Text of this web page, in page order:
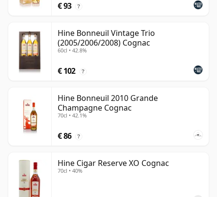
€ 93 ?
Hine Bonneuil Vintage Trio
(2005/2006/2008) Cognac
60cl • 42.8%
€ 102 ?
Hine Bonneuil 2010 Grande
Champagne Cognac
70cl • 42.1%
€ 86 ?
Hine Cigar Reserve XO Cognac
70cl • 40%